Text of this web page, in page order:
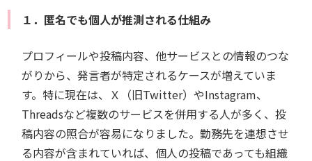
１．匿名でも個人が推測される仕組み
プロフィールや投稿内容、他サービスとの情報のつな
がりから、発言者が特定されるケースが増えていま
す。特に現在は、Ｘ（旧Twitter）やInstagram、
Threadsなど複数のサービスを併用する人が多く、投
稿内容の照合が容易になりました。勤務先を連想させ
る内容が含まれていれば、個人の投稿であっても組織